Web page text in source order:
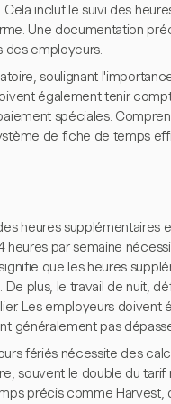
inclut le suivi des
Une documentation
des employeurs.
soulignant
également tenir
spéciales.
de fiche de temps
heures supplémentaires
heures par semaine
que les heures
plus, le travail de nuit,
Les employeurs
généralement pas
fériés nécessite des
souvent le double du tarif
précis comme